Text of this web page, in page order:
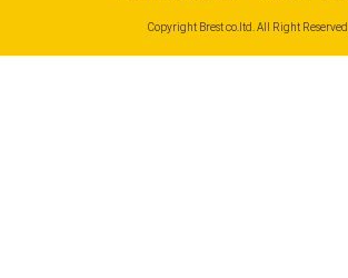
Copyright Brest co.ltd. All Right Reserved.